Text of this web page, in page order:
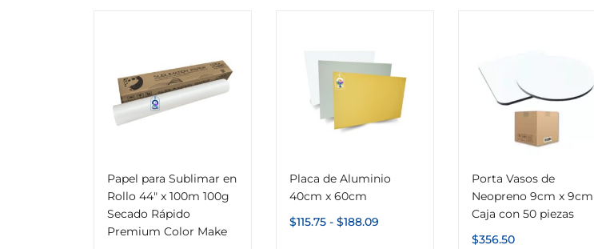
Papel para Sublimar en
Rollo 44″ x 100m 100g
Secado Rápido
Premium Color Make
Placa de Aluminio
40cm x 60cm
$115.75 - $188.09
Porta Vasos de
Neopreno 9cm x 9cm
Caja con 50 piezas
$356.50